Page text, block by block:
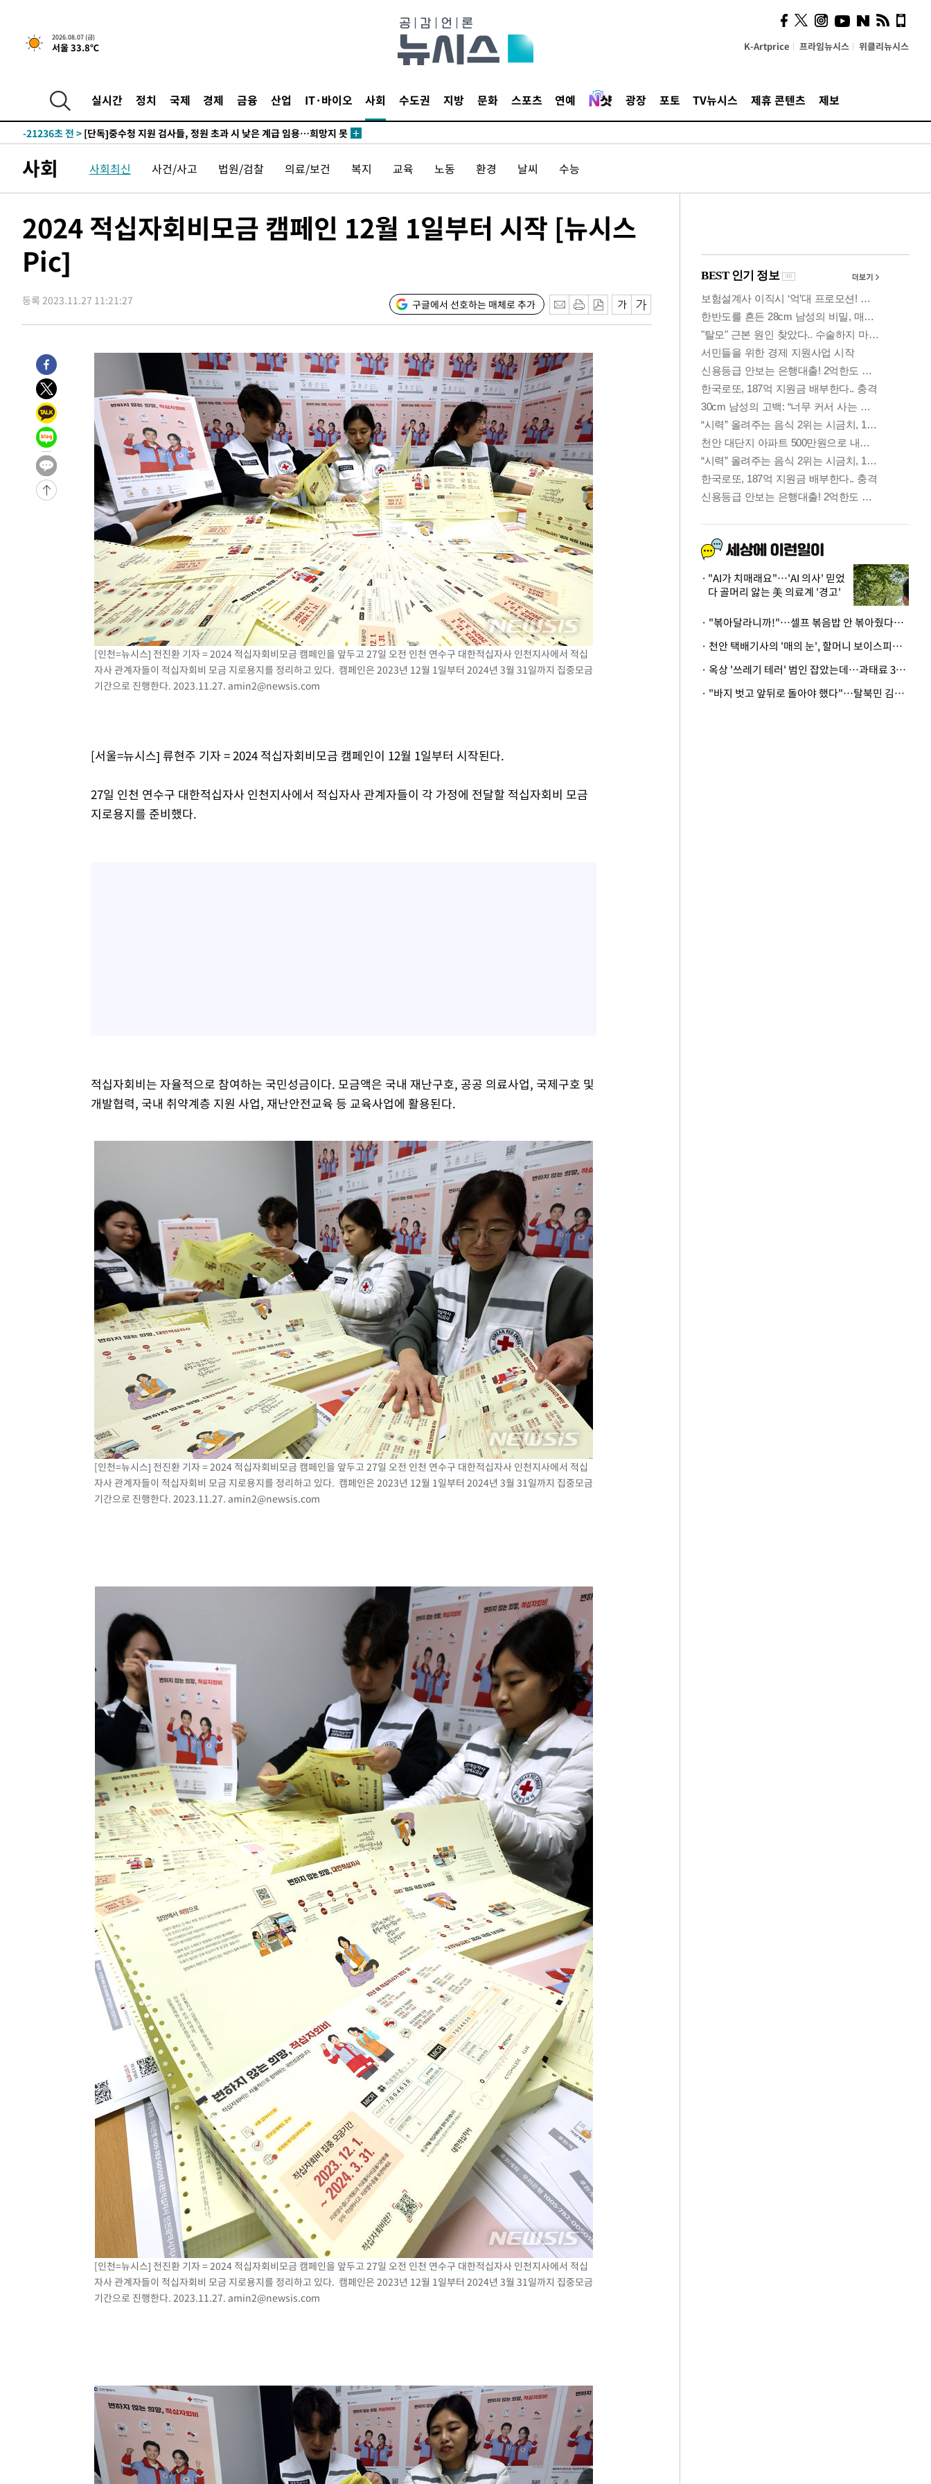
2026.08.07 (금)
서울 33.8℃ K-Artprice 프라임뉴시스 위클리뉴시스
실시간 정치 국제 경제 금융 산업 IT·바이오 사회 수도권 지방 문화 스포츠 연예 광장 포토 TV뉴시스 제휴 콘텐츠 제보
-30656초 전 >[속보]이 대통령 "부동산 공급 기존 사고방식 매달리지 말고 과감히
-21273초 전 >
[속보]이 대통령, '호우피해' 안동·의성 관할 4개 면 특별재난지역
선포
-21236초 전 >[단독]중수청 지원 검사들, 정원 초과 시 낮은 계급 임용…희망지 못
갈 수도
-19207초 전 >낮 최고 37도 찜통더위…곳곳 소나기·강원 많은 비[내일날씨]
-17513초 전 >
SK하이닉스, 용인·청주 팹에 54조 투자…"AI 메모리 수요 선제 대
응"
-13356초 전 > [속보]코스닥, 2.86포인트(0.36%) 내린 798.81마감
-13309초 전 > [속보]코스피, 6200선 약보합…0.60% 내린 6258.77에 마쳐
-13289초 전 >
-13178초 전 >
-10268초 전 >[속보]종합특검, '계엄 수용공간 확보' 신용해 前교정본부장 기소
-8134초 전 > [속보]규제합리화위원회 부위원장에 김태유 서울대 공대 교수…이병
태 후임
-4492초 전 >
[속보]국힘 윤리위, '돌려차기 발언' 진종오·서범수 징계 절차 개시
3분 전 > [속보] 7월 중국 수출 23.9%↑ 수입 27.5%↑…무역총액 25.3%↑
50분 전 >
[속보]'채상병 순직 책임' 임성근, 항소심도 징역 3년
-30656초 전 >
[속보]이 대통령 "부동산 공급 기존 사고방식 매달리지 말고 과감히
실천"
-29741초 전 >
이란, "오만과 '중앙 단일 루트' 합의…북쪽 인바운드·남쪽 아웃바
운드는 임시"
-21309초 전 >
"낮 기온 소폭 하락"…수도권 폭염중대경보, 폭염경보로 하향
-21273초 전 >
[속보]이 대통령, '호우피해' 안동·의성 관할 4개 면 특별재난지역
[단독]중수청 지원 검사들, 정원 초과 시 낮은 계급 임용…희망지 못
낮 최고 37도 찜통더위…곳곳 소나기·강원 많은 비[내일날씨]
SK하이닉스, 용인·청주 팹에 54조 투자…"AI 메모리 수요 선제 대
여자배구 이재영·이다영 자매, 아제르바이잔 투란VC 입단
외국인 심판 성 접대 7경기 들여다보니…한국 축구 '5승 2무'
[속보]코스닥, 2.86포인트(0.36%) 내린 798.81마감
[속보]코스피, 6200선 약보합…0.60% 내린 6258.77에 마쳐
[속보]원·달러 환율, 7.7원 내린 1416.1원 마감
[속보] 노원서 40.1도 관측…서울, 2018년 이후 첫 40도
[속보]종합특검, '계엄 수용공간 확보' 신용해 前교정본부장 기소
[속보]국힘 윤리위, '돌려차기 발언' 진종오·서범수 징계 절차 개시
[속보]'채상병 순직 책임' 임성근, 항소심도 징역 3년
사회 사회최신 사건/사고 법원/검찰 의료/보건 복지 교육 노동 환경 날씨 수능
2024 적십자회비모금 캠페인 12월 1일부터 시작 [뉴시스
Pic]
등록 2023.11.27 11:21:27 구글에서 선호하는 매체로 추가
[인천=뉴시스] 전진환 기자 = 2024 적십자회비모금 캠페인을 앞두고 27일 오전 인천 연수구 대한적십자사 인천지사에서 적십
자사 관계자들이 적십자회비 모금 지로용지를 정리하고 있다. 캠페인은 2023년 12월 1일부터 2024년 3월 31일까지 집중모금
기간으로 진행한다. 2023.11.27. amin2@newsis.com
[서울=뉴시스] 류현주 기자 = 2024 적십자회비모금 캠페인이 12월 1일부터 시작된다.
27일 인천 연수구 대한적십자사 인천지사에서 적십자사 관계자들이 각 가정에 전달할 적십자회비 모금
지로용지를 준비했다.
적십자회비는 자율적으로 참여하는 국민성금이다. 모금액은 국내 재난구호, 공공 의료사업, 국제구호 및
개발협력, 국내 취약계층 지원 사업, 재난안전교육 등 교육사업에 활용된다.
[인천=뉴시스] 전진환 기자 = 2024 적십자회비모금 캠페인을 앞두고 27일 오전 인천 연수구 대한적십자사 인천지사에서 적십
자사 관계자들이 적십자회비 모금 지로용지를 정리하고 있다. 캠페인은 2023년 12월 1일부터 2024년 3월 31일까지 집중모금
기간으로 진행한다. 2023.11.27. amin2@newsis.com
[인천=뉴시스] 전진환 기자 = 2024 적십자회비모금 캠페인을 앞두고 27일 오전 인천 연수구 대한적십자사 인천지사에서 적십
자사 관계자들이 적십자회비 모금 지로용지를 정리하고 있다. 캠페인은 2023년 12월 1일부터 2024년 3월 31일까지 집중모금
기간으로 진행한다. 2023.11.27. amin2@newsis.com
시, 스마트폰 액세서리에
NFC 더했다
"AI가 치매래요"…'AI 의사' 믿었
다 골머리 앓는 美 의료계 '경고'
· "볶아달라니까!"…셀프 볶음밥 안 볶아줬다고 사장 폭행한 손님
· 천안 택배기사의 '매의 눈', 할머니 보이스피싱 피해 막아
· 옥상 '쓰레기 테러' 범인 잡았는데…과태료 3만원 처분에 숙박업주 허탈
· "바지 벗고 앞뒤로 돌아야 했다"…탈북민 김서아, 기쁨조 검사 수치심 회상